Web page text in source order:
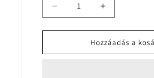
MagTape®
Matt
500
Tape
MagTape®
Matt
500
Gaffer
Tape
Hozzáadás a